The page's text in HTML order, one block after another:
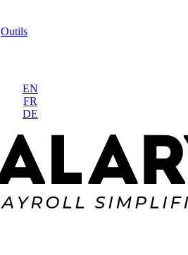
Outils
EN
FR
DE